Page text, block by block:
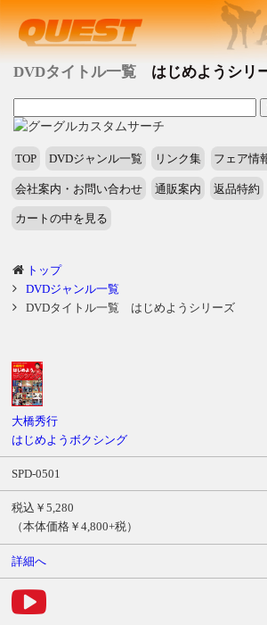
DVDタイトル一覧 はじめようシリ
TOP DVDジャンル一覧 リンク集 フェア情
会社案内・お問い合わせ 通販案内 返品特約
カートの中を見る
トップ
DVDジャンル一覧
DVDタイトル一覧 はじめようシリーズ
品
号
大橋秀行
はじめようボクシング
SPD-0501
税込￥5,280
（本体価格￥4,800+税）
詳細へ